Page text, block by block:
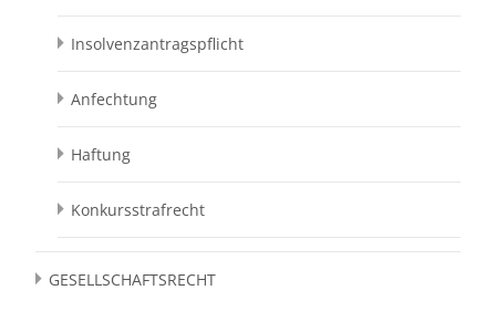
Insolvenzantragspflicht
Anfechtung
Haftung
Konkursstrafrecht
GESELLSCHAFTSRECHT